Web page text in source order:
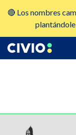
🔴 Los nombres